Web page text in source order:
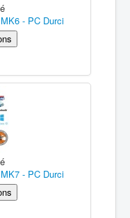
- PC Durci
- PC Durci